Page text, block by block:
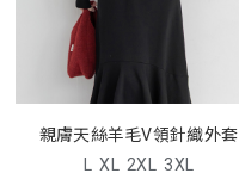
親膚天絲羊毛V領針織外套
L XL 2XL 3XL